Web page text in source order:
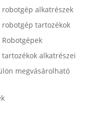
alkatrészek
tartozékok
alkatrészei
megvásárolható